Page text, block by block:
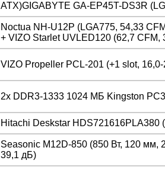
ATX)GIGABYTE GA-EP45T-DS3R
Noctua NH-U12P (LGA775, 54,33
+ VIZO Starlet UVLED120 (62,7 CFM,
VIZO Propeller PCL-201 (+1 slot,
2x DDR3-1333 1024 MБ Kingston
Hitachi Deskstar
Seasonic M12D-850 (850 Вт, 120 мм,
39,1 дБ)